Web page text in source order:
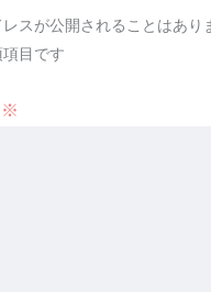
レスが公開されることはあり
目です
※